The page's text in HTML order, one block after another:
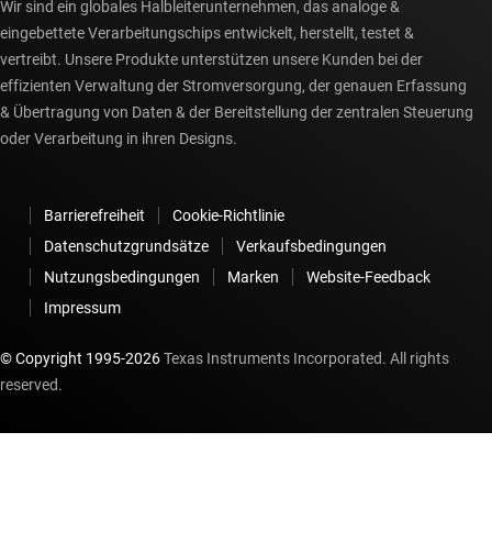
Wir sind ein globales Halbleiterunternehmen, das analoge &
eingebettete Verarbeitungschips entwickelt, herstellt, testet &
vertreibt. Unsere Produkte unterstützen unsere Kunden bei der
effizienten Verwaltung der Stromversorgung, der genauen Erfassung
& Übertragung von Daten & der Bereitstellung der zentralen Steuerung
oder Verarbeitung in ihren Designs.
Barrierefreiheit
Cookie-Richtlinie
Datenschutzgrundsätze
Verkaufsbedingungen
Nutzungsbedingungen
Marken
Website-Feedback
Impressum
© Copyright 1995-2026Texas Instruments Incorporated. All rights
reserved.